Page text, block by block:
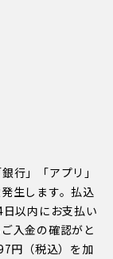
行」「アプリ」
生します。払込
以内にお支払い
入金の確認がと
円（税込）を加